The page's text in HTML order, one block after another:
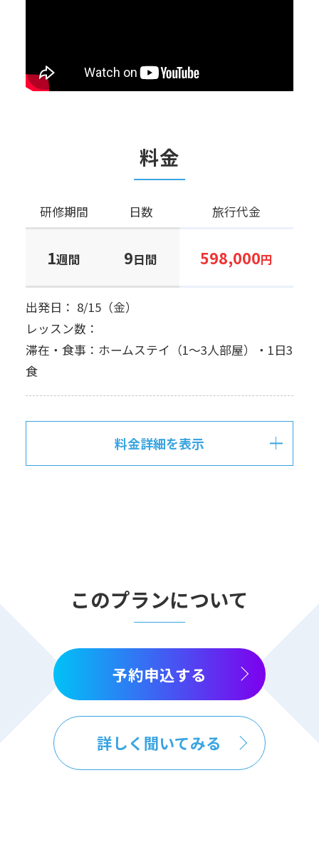
料金
研修期間 日数 旅行代金
1週間 9日間 598,000円
出発日： 8/15（金）
レッスン数：
滞在・食事：ホームステイ（1～3人部屋）・1日3
食
料金詳細を表示
このプランについて
予約申込する
詳しく聞いてみる